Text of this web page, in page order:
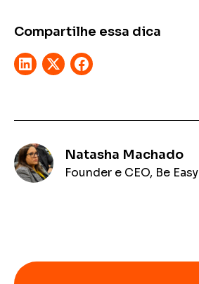
Compartilhe essa dica
Natasha Machado
Founder e CEO, Be Easy